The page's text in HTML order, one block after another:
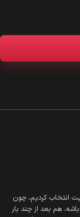
انتخاب کردیم، چون
هم بعد از چند بار